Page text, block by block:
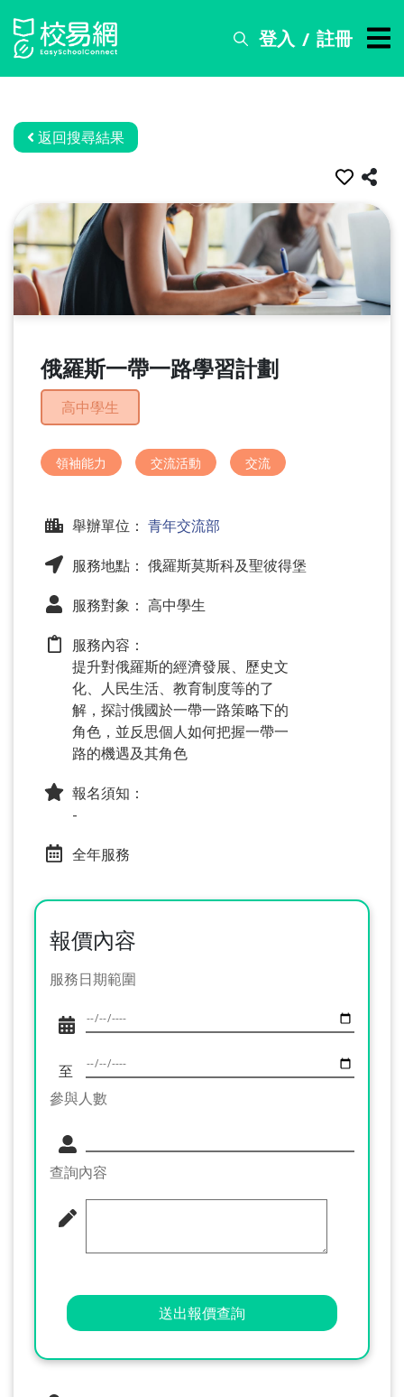
登入 / 註冊
搜
務
資
訊
關
我
返回搜尋結果
俄羅斯一帶一路學習計劃
高中學生
領袖能力 交流活動 交流
舉辦單位： 青年交流部
服務地點： 俄羅斯莫斯科及聖彼得堡
服務對象： 高中學生
服務內容：
提升對俄羅斯的經濟發展、歷史文
化、人民生活、教育制度等的了
解，探討俄國於一帶一路策略下的
角色，並反思個人如何把握一帶一
路的機遇及其角色
報名須知：
-
全年服務
報價內容
服務日期範圍
至
參與人數
查詢內容
送出報價查詢